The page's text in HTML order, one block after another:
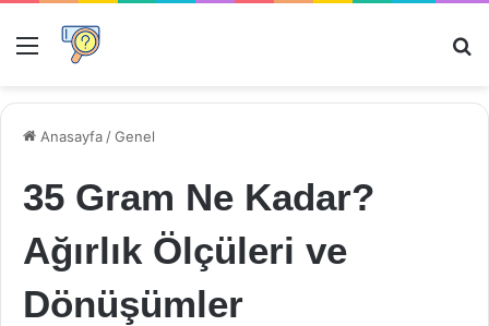
Menü
Anasayfa /Genel
35 Gram Ne Kadar?
Ağırlık Ölçüleri ve
Dönüşümler